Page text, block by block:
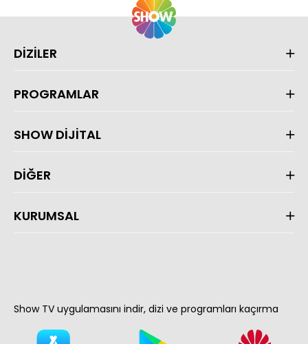
DİZİLER
PROGRAMLAR
SHOW DİJİTAL
DİĞER
KURUMSAL
Show TV uygulamasını indir, dizi ve programları kaçırma